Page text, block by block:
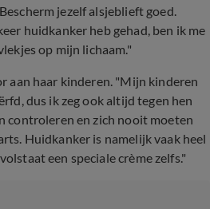
jezelf alsjeblieft goed.
huidkanker heb gehad, ben ik me
op mijn lichaam."
aan haar kinderen. "Mijn kinderen
dus ik zeg ook altijd tegen hen
controleren en zich nooit moeten
Huidkanker is namelijk vaak heel
een speciale crème zelfs."